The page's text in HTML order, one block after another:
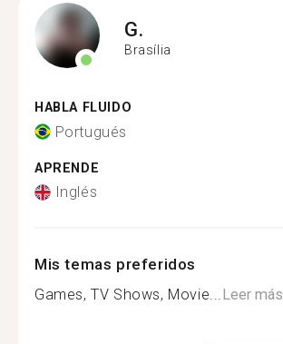
G.
Brasília
HABLA FLUIDO
Portugués
APRENDE
Inglés
Mis temas preferidos
Games, TV Shows, Movie...Leer más